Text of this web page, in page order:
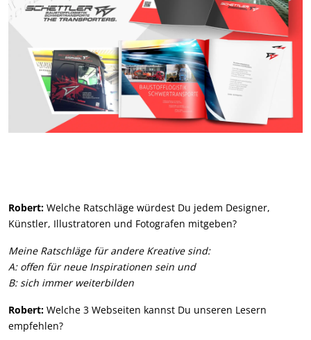
Robert: Welche Ratschläge würdest Du jedem Designer,
Künstler, Illustratoren und Fotografen mitgeben?
Meine Ratschläge für andere Kreative sind:
A: offen für neue Inspirationen sein und
B: sich immer weiterbilden
Robert: Welche 3 Webseiten kannst Du unseren Lesern
empfehlen?